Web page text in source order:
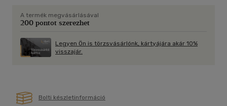
A termék megvásárlásával
200 pontot szerezhet
Legyen Ön is törzsvásárlónk, kártyájára akár 10%
visszajár.
Bolti készletinformáció